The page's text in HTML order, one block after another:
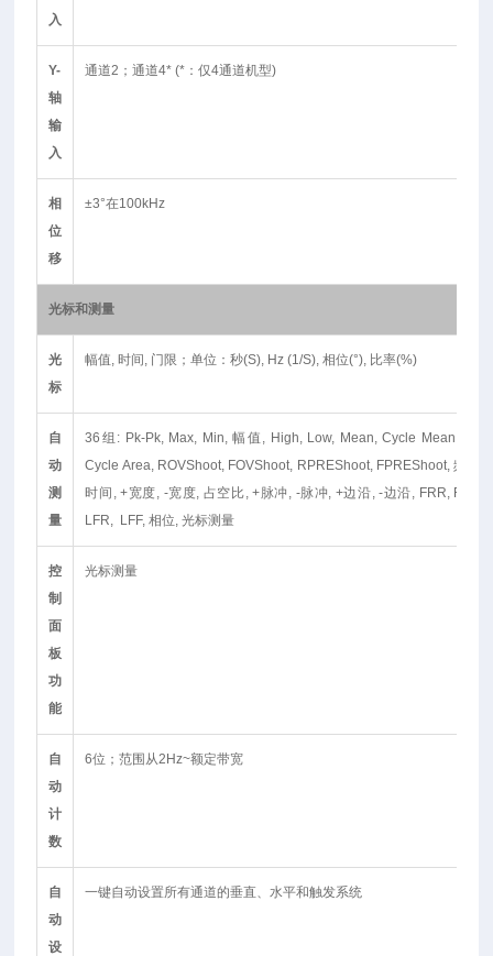
入
Y-
轴
输
入
通道2；通道4* (*：仅4通道机型)
相
位
移
±3°在100kHz
光标和测量
光
标
幅值, 时间, 门限；单位：秒(S), Hz (1/S), 相位(°), 比率(%)
自
动
测
量
36组: Pk-Pk, Max, Min, 幅值, High, Low, Mean, Cycle Mean,
Cycle Area, ROVShoot, FOVShoot, RPREShoot, FPREShoot, 频率,
时间, +宽度, -宽度, 占空比, +脉冲, -脉冲, +边沿, -边沿, FRR, FRF,
LFR, LFF, 相位, 光标测量
控
制
面
板
功
能
光标测量
自
动
计
数
6位；范围从2Hz~额定带宽
自
动
设
一键自动设置所有通道的垂直、水平和触发系统